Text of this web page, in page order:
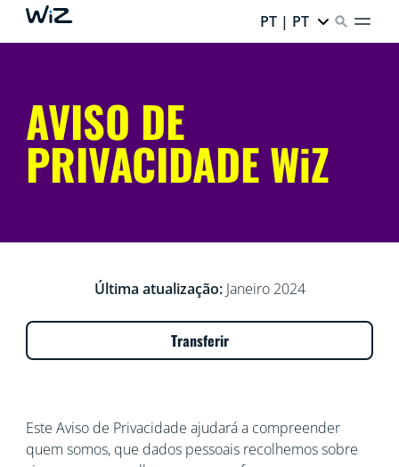
PT | PT
AVISO DE
PRIVACIDADE WiZ
Última atualização:Janeiro 2024
Transferir
Este Aviso de Privacidade ajudará a compreender
quem somos, que dados pessoais recolhemos sobre